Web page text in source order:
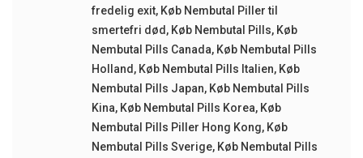
fredelig exit, Køb Nembutal Piller til
smertefri død , Køb Nembutal Pills, Køb
Nembutal Pills Canada, Køb Nembutal Pills
Holland , Køb Nembutal Pills Italien, Køb
Nembutal Pills Japan, Køb Nembutal Pills
Kina, Køb Nembutal Pills Korea, Køb
Nembutal Pills Piller Hong Kong, Køb
Nembutal Pills Sverige, Køb Nembutal Pills